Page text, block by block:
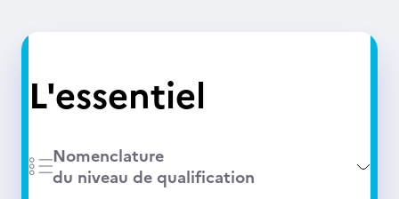
L'essentiel
Nomenclature
du niveau de qualification